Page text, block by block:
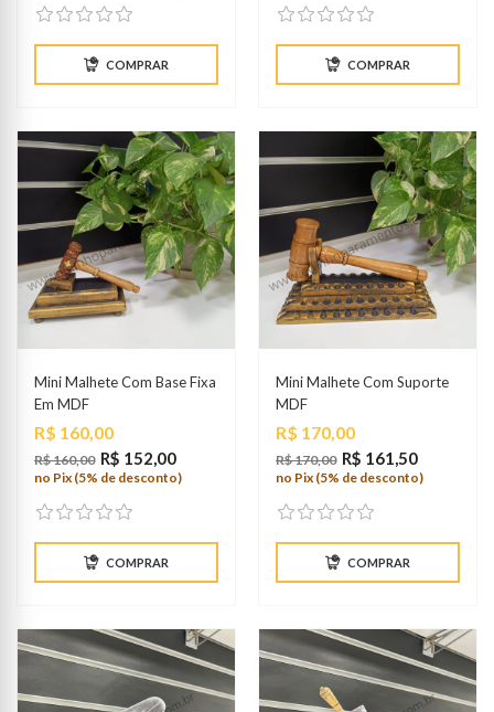
COMPRAR COMPRAR
Mini Malhete Com Base Fixa
Em MDF
Preço
R$ 160,00
R$ 160,00 R$ 152,00
no Pix (5% de desconto)
COMPRAR
Mini Malhete Com Suporte
MDF
Preço
R$ 170,00
R$ 170,00 R$ 161,50
no Pix (5% de desconto)
COMPRAR